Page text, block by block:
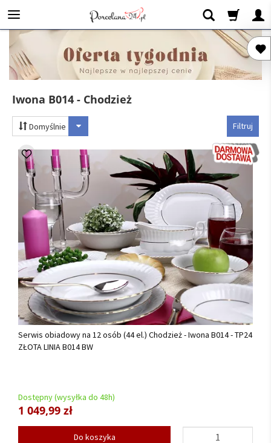
Iwona B014 - Chodzież
Filtruj
Domyślnie
Serwis obiadowy na 12 osób (44 el.) Chodzież - Iwona B014 - TP24
ZŁOTA LINIA B014 BW
Dostępny (wysyłka do 48h)
1 049,99 zł
Do koszyka